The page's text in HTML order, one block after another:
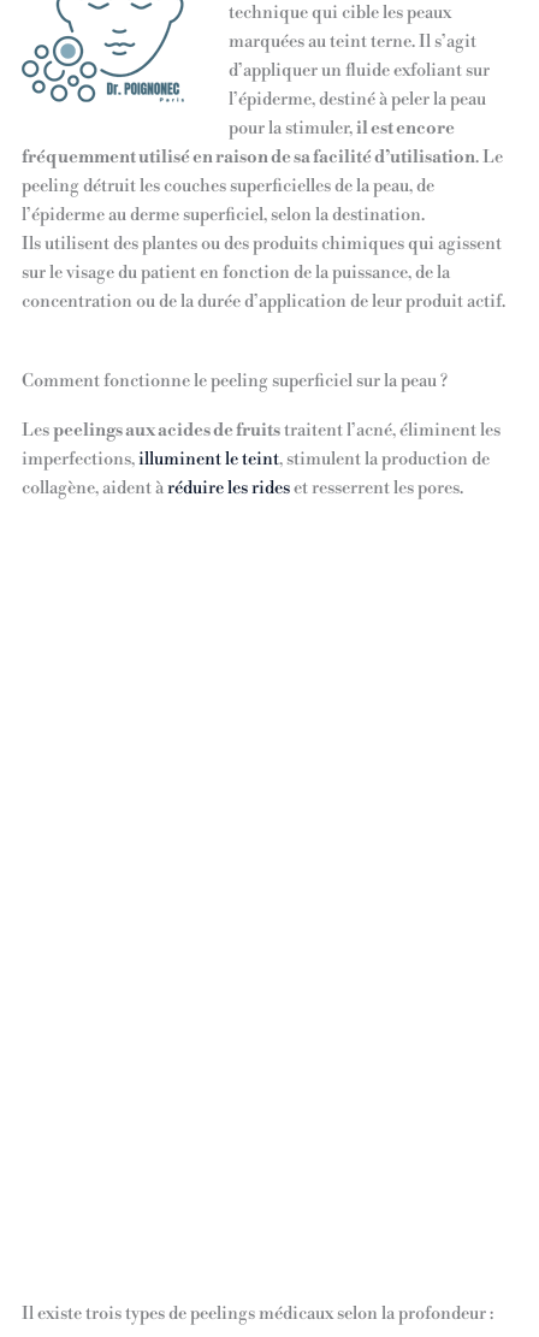
technique qui cible les peaux
marquées au teint terne. Il s’agit
d’appliquer un fluide exfoliant sur
l’épiderme, destiné à peler la peau
pour la stimuler,il est encore
fréquemment utilisé en raison de sa facilité d’utilisation. Le
peeling détruit les couches superficielles de la peau, de
l’épiderme au derme superficiel, selon la destination.
Ils utilisent des plantes ou des produits chimiques qui agissent
sur le visage du patient en fonction de la puissance, de la
concentration ou de la durée d’application de leur produit actif.
Comment fonctionne le peeling superficiel sur la peau ?
Lespeelings aux acides de fruitstraitent l’acné, éliminent les
imperfections,illuminent le teint, stimulent la production de
collagène, aident àréduire les rideset resserrent les pores.
Il existe trois types de peelings médicaux selon la profondeur :